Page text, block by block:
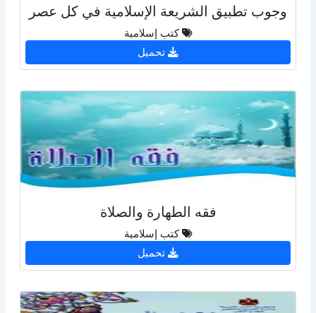
وجوب تطبيق الشريعة الإسلامية في كل عصر
كتب إسلامية
تحميل
فقه الطهارة والصلاة
كتب إسلامية
تحميل